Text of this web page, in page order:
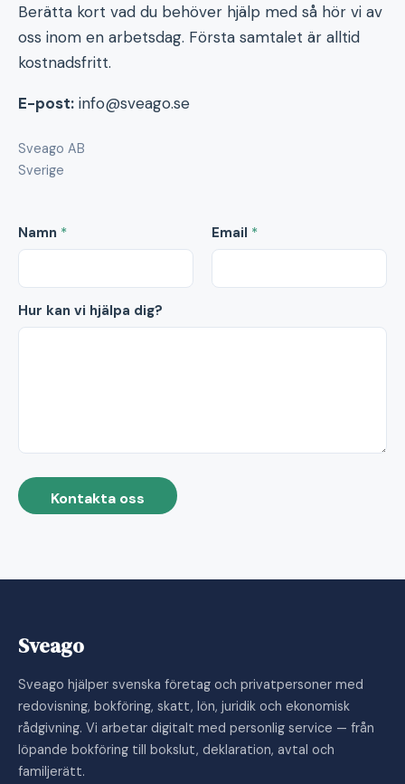
Berätta kort vad du behöver hjälp med så hör vi av
oss inom en arbetsdag. Första samtalet är alltid
kostnadsfritt.
E-post: info@sveago.se
Sveago AB
Sverige
Namn * Email *
Hur kan vi hjälpa dig?
Kontakta oss
Sveago
Sveago hjälper svenska företag och privatpersoner med
redovisning, bokföring, skatt, lön, juridik och ekonomisk
rådgivning. Vi arbetar digitalt med personlig service — från
löpande bokföring till bokslut, deklaration, avtal och
familjerätt.